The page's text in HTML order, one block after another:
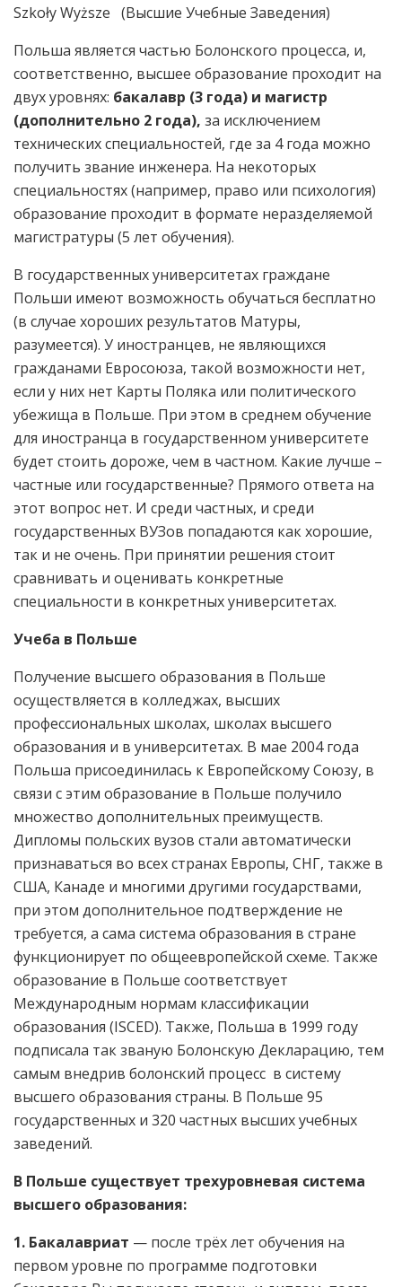
Szkoły Wyższe (Высшие Учебные Заведения)
Польша является частью Болонского процесса, и,
соответственно, высшее образование проходит на
двух уровнях: бакалавр (3 года) и магистр
(дополнительно 2 года), за исключением
технических специальностей, где за 4 года можно
получить звание инженера. На некоторых
специальностях (например, право или психология)
образование проходит в формате неразделяемой
магистратуры (5 лет обучения).
В государственных университетах граждане
Польши имеют возможность обучаться бесплатно
(в случае хороших результатов Матуры,
разумеется). У иностранцев, не являющихся
гражданами Евросоюза, такой возможности нет,
если у них нет Карты Поляка или политического
убежища в Польше. При этом в среднем обучение
для иностранца в государственном университете
будет стоить дороже, чем в частном. Какие лучше –
частные или государственные? Прямого ответа на
этот вопрос нет. И среди частных, и среди
государственных ВУЗов попадаются как хорошие,
так и не очень. При принятии решения стоит
сравнивать и оценивать конкретные
специальности в конкретных университетах.
Учеба в Польше
Получение высшего образования в Польше
осуществляется в колледжах, высших
профессиональных школах, школах высшего
образования и в университетах. В мае 2004 года
Польша присоединилась к Европейскому Союзу, в
связи с этим образование в Польше получило
множество дополнительных преимуществ.
Дипломы польских вузов стали автоматически
признаваться во всех странах Европы, СНГ, также в
США, Канаде и многими другими государствами,
при этом дополнительное подтверждение не
требуется, а сама система образования в стране
функционирует по общеевропейской схеме. Также
образование в Польше соответствует
Международным нормам классификации
образования (ISCED). Также, Польша в 1999 году
подписала так званую Болонскую Декларацию, тем
самым внедрив болонский процесс в систему
высшего образования страны. В Польше 95
государственных и 320 частных высших учебных
заведений.
В Польше существует трехуровневая система
высшего образования:
1. Бакалавриат — после трёх лет обучения на
первом уровне по программе подготовки